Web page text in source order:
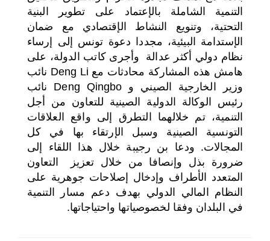
التنمية الشاملة بالإعتماد على تطوير البنية
التحتية، وتنويع النشاط الإقتصادي مع ضمان
الإستدامة البيئية، مجددا دعوة تونس إلى إرساء
نظام دولي أكثر عدالة وأجرى كاتب الدولة، على
هامش هذه المشاركة محادثات مع Deng Li نائب
وزير الخارجية الصيني و Deng Qingbo نائب
رئيس الوكالة الدولية الصينية للتعاون من أجل
التنمية، تم خلالهما التطرق إلى واقع العلاقات
التونسية الصينية وسبل الإرتقاء بها في كل
المجالات. ودعا بن رجيبة خلال هذا اللقاء إلى
ضرورة بذل وإنصافا من خلال تعزيز
التعاون
المتعدد الأطراف وإدخال إصلاحات جوهرية على
النظام المالي الدولي بهدف دعم مسار التنمية
في البلدان وفقا لخصوصياتها واحتياجاتها.